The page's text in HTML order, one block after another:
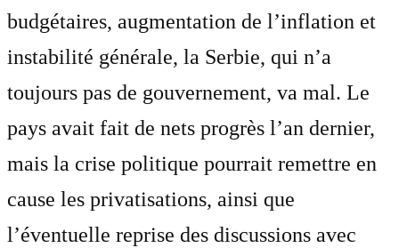
budgétaires, augmentation de l’inflation et
instabilité générale, la Serbie, qui n’a
toujours pas de gouvernement, va mal. Le
pays avait fait de nets progrès l’an dernier,
mais la crise politique pourrait remettre en
cause les privatisations, ainsi que
l’éventuelle reprise des discussions avec